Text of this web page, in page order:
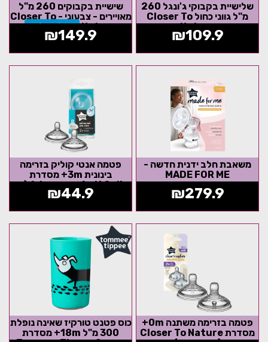
שלישיית בקבוקי ג'ונגל 260
מ"ל גווני כחול Closer To
Nature
₪109.9
שישיית בקבוקים 260 מ"ל
מאויירים - צבעוני - Closer To
Nature
אזל המלאי
₪149.9
משאבת חלב ידנית חדשה -
MADE FOR ME
₪279.9
פטמה אנטי קוליק בזרימה
בינונית 3m+ מסדרת
Advances Anti Colic (זוג
במארז)₪44.9
פטמה בזרימה משתנה 0m+
מסדרת Closer To Nature
כוס פטנט טורקיז שאינה נופלת
300 מ"ל 18m+ מסדרת